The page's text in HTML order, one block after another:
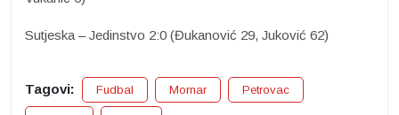
Sutjeska – Jedinstvo 2:0 (Đukanović 29, Juković 62)
Tagovi: Fudbal Mornar Petrovac